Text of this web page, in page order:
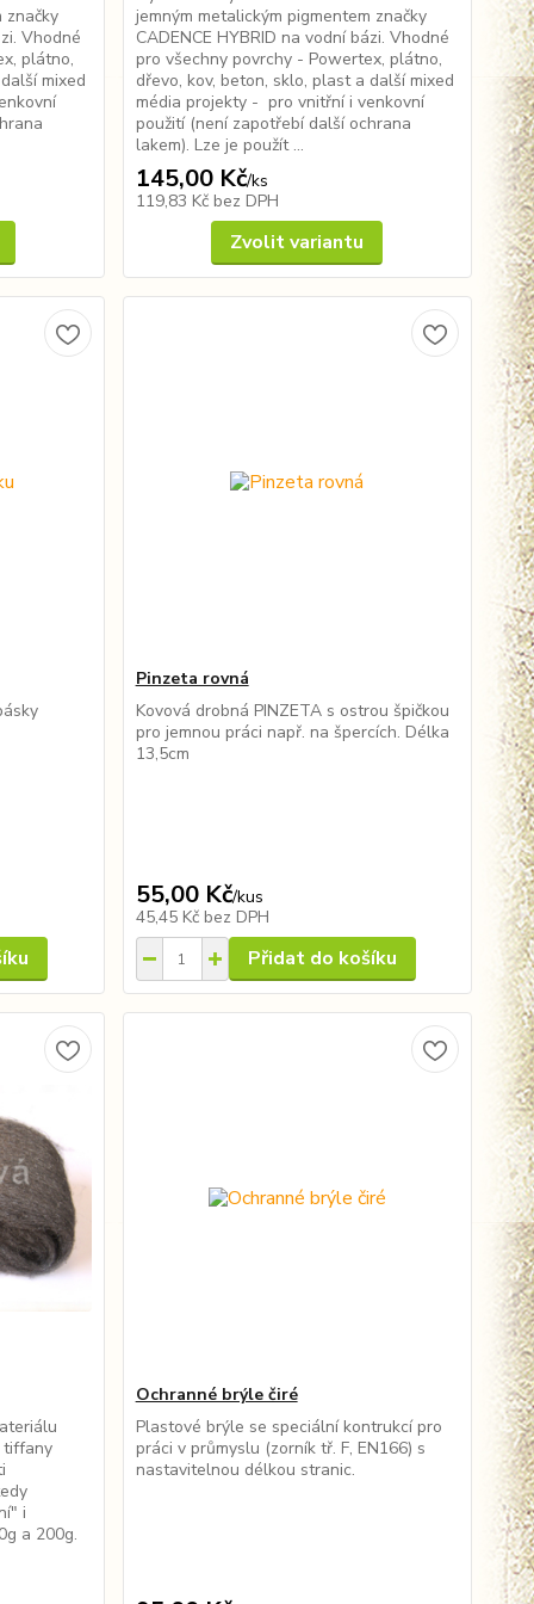
značky
Vhodné
plátno,
mixed
jemným metalickým pigmentem značky
CADENCE HYBRID na vodní bázi. Vhodné
pro všechny povrchy - Powertex, plátno,
dřevo, kov, beton, sklo, plast a další mixed
média projekty - pro vnitřní i venkovní
použití (není zapotřebí další ochrana
lakem). Lze je použít ...
145,00 Kč/ks
119,83 Kč bez DPH
Zvolit variantu
Pinzeta rovná
Kovová drobná PINZETA s ostrou špičkou
pro jemnou práci např. na špercích. Délka
13,5cm
55,00 Kč/kus
45,45 Kč bez DPH
Přidat do košíku
tiffany
i
a 200g.
Ochranné brýle čiré
Plastové brýle se speciální kontrukcí pro
práci v průmyslu (zorník tř. F, EN166) s
nastavitelnou délkou stranic.